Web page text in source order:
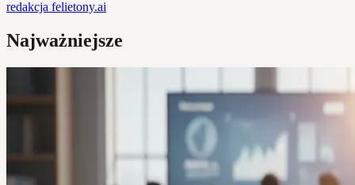
redakcja felietony.ai
Najważniejsze